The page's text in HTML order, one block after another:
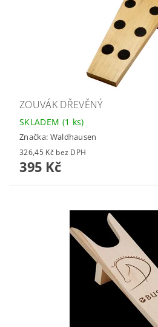
ZOUVÁK DŘEVĚNÝ
SKLADEM (1 ks)
Značka: Waldhausen
326,45 Kč bez DPH
395 Kč